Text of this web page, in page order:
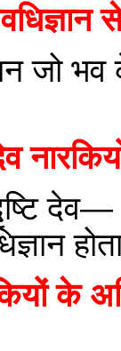
जो भव
देव—
के